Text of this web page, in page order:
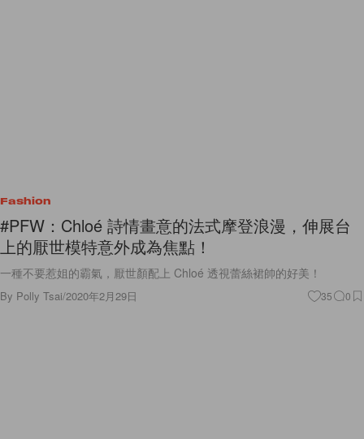
Fashion
#PFW：Chloé 詩情畫意的法式摩登浪漫，伸展台
上的厭世模特意外成為焦點！
一種不要惹姐的霸氣，厭世顏配上 Chloé 透視蕾絲裙帥的好美！
By Polly Tsai/2020年2月29日 35 0